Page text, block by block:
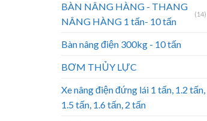
BÀN NÂNG HÀNG - THANG
NÂNG HÀNG 1 tấn- 10 tấn
(14)
Bàn nâng điện 300kg - 10 tấn
BƠM THỦY LỰC
Xe nâng điện đứng lái 1 tấn, 1.2 tấn,
1.5 tấn, 1.6 tấn, 2 tấn